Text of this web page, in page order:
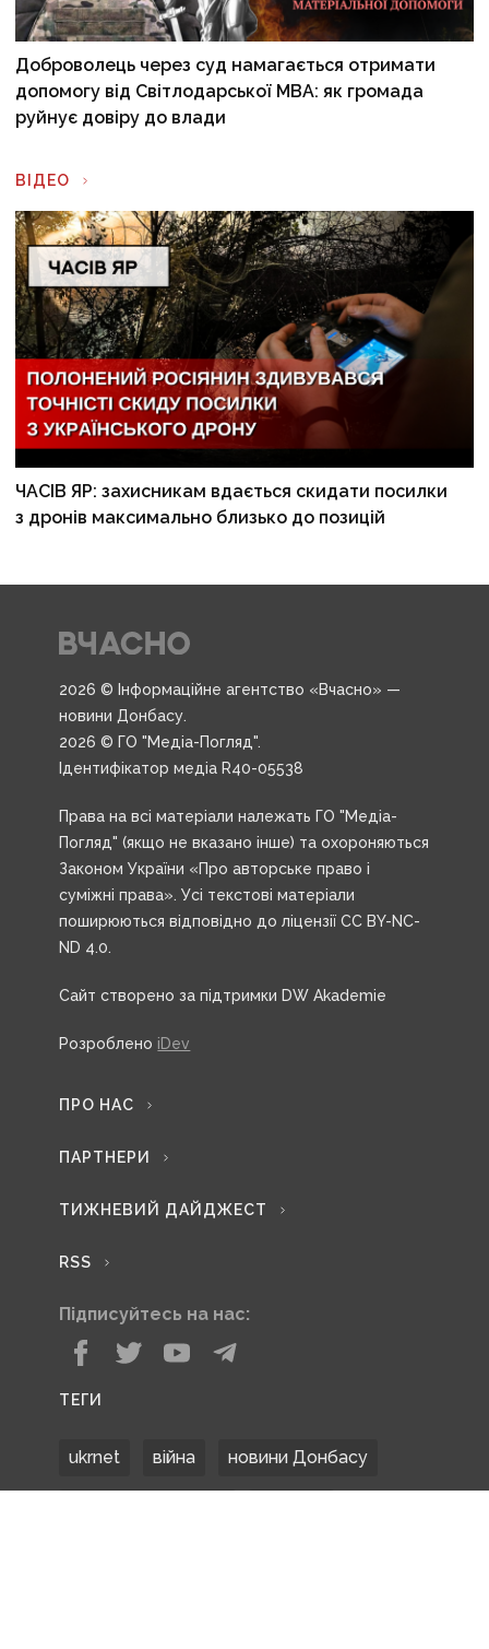
Доброволець через суд намагається отримати
допомогу від Світлодарської МВА: як громада
руйнує довіру до влади
ВІДЕО
ЧАСІВ ЯР: захисникам вдається скидати посилки
з дронів максимально близько до позицій
2026 © Інформаційне агентство «Вчасно» —
новини Донбасу.
2026 © ГО "Медіа-Погляд".
Ідентифікатор медіа R40-05538
Права на всі матеріали належать ГО "Медіа-
Погляд" (якщо не вказано інше) та охороняються
Законом України «Про авторське право і
суміжні права». Усі текстові матеріали
поширюються відповідно до ліцензії CC BY-NC-
ND 4.0.
Сайт створено за підтримки DW Akademie
Розроблено iDev
ПРО НАС
ПАРТНЕРИ
ТИЖНЕВИЙ ДАЙДЖЕСТ
RSS
Підписуйтесь на нас:
ТЕГИ
ukrnet війна новини Донбасу